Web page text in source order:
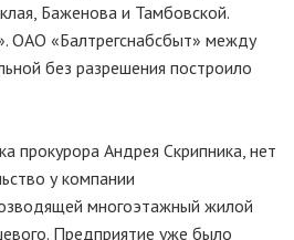
Баженова и Тамбовской.
ОАО «Балтрегснабсбыт» между
без разрешения построило
Андрея Скрипника, нет
у компании
многоэтажный жилой
Предприятие уже было